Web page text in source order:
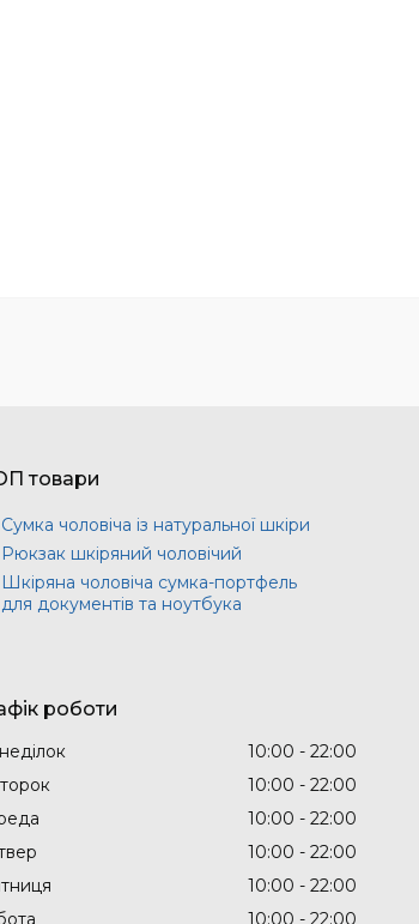
товари
Сумка чоловіча із натуральної шкіри
Рюкзак шкіряний чоловічий
Шкіряна чоловіча сумка-портфель
для документів та ноутбука
роботи
10:00
22:00
10:00
22:00
10:00
22:00
10:00
22:00
10:00
22:00
10:00 22:00